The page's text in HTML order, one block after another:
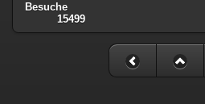
Besuche
15499